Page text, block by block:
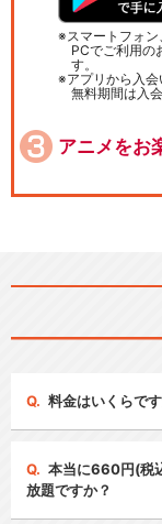
スマートフォ
PCでご利用の
す。
アプリから入
無料期間は入
アニメをお
料金はいくらで
本当に660円(税
放題ですか？